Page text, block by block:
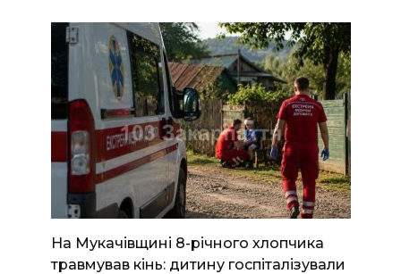
На Мукачівщині 8-річного хлопчика
травмував кінь: дитину госпіталізували